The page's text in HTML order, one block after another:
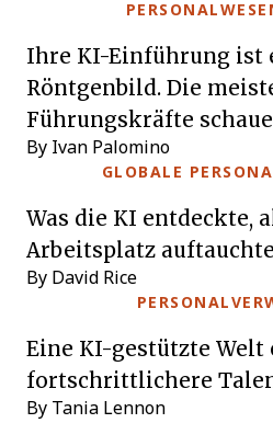
Ihre KI-Einführung ist
Röntgenbild. Die
Führungskräfte
By Ivan Palomino
GLOBALE
Was die KI entdeckte,
Arbeitsplatz auftauchte
By David Rice
Eine KI-gestützte
fortschrittlichere
By Tania Lennon